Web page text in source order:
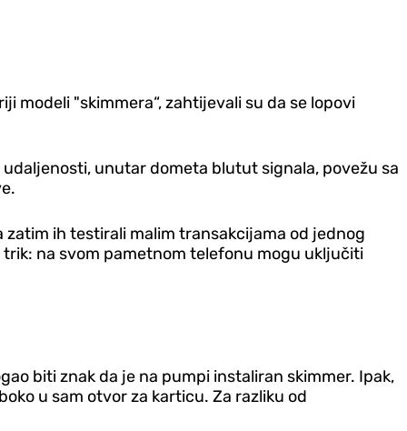
modeli "skimmera“, zahtijevali su da se lopovi
unutar dometa blutut signala, povežu sa
ih testirali malim transakcijama od jednog
na svom pametnom telefonu mogu uključiti
biti znak da je na pumpi instaliran skimmer. Ipak,
u sam otvor za karticu. Za razliku od